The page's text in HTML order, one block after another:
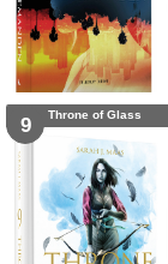
9 Throne of Glass